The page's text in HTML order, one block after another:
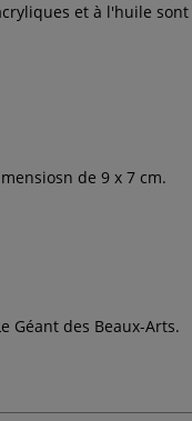
et à l'huile
de 9 x 7 cm.
Géant des Beaux-Arts.